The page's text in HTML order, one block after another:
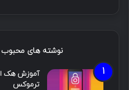
نوشته های محبوب
آموزش هک
ترموکس